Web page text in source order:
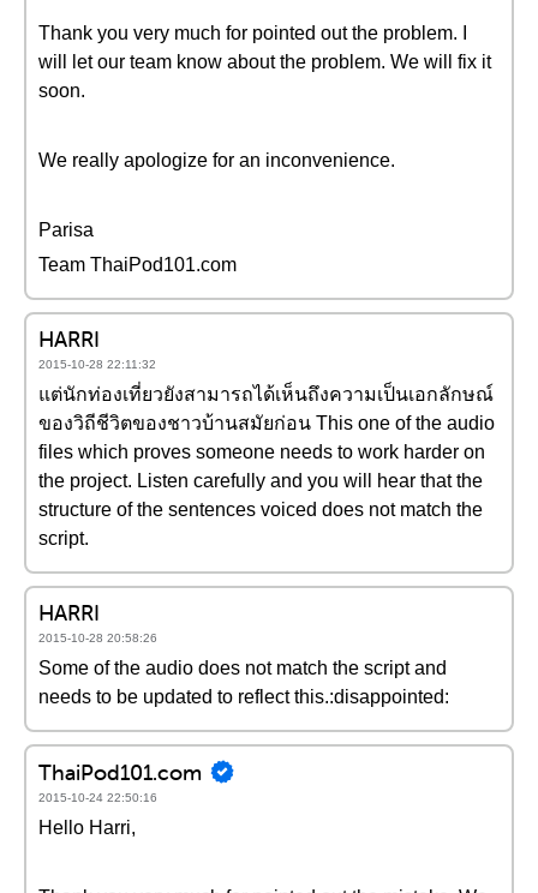
Thank you very much for pointed out the problem. I
will let our team know about the problem. We will fix it
soon.
We really apologize for an inconvenience.
Parisa
Team ThaiPod101.com
HARRI
2015-10-28 22:11:32
แต่นักท่องเที่ยวยังสามารถได้เห็นถึงความเป็นเอกลักษณ์
ของวิถีชีวิตของชาวบ้านสมัยก่อน This one of the audio
files which proves someone needs to work harder on
the project. Listen carefully and you will hear that the
structure of the sentences voiced does not match the
script.
HARRI
2015-10-28 20:58:26
Some of the audio does not match the script and
needs to be updated to reflect this.:disappointed:
ThaiPod101.com
2015-10-24 22:50:16
Hello Harri,